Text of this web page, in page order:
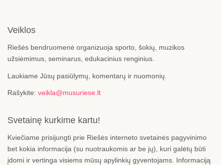
Veiklos
Riešės bendruomenė organizuoja sporto, šokių, muzikos
užsiėmimus, seminarus, edukacinius renginius.
Laukiame Jūsų pasiūlymų, komentarų ir nuomonių.
Rašykite: veikla@musuriese.lt
Svetainę kurkime kartu!
Kviečiame prisijungti prie Riešės interneto svetainės pagyvinimo
bet kokia informacija (su nuotraukomis ar be jų), kuri galėtų būti
įdomi ir vertinga visiems mūsų apylinkių gyventojams. Informaciją